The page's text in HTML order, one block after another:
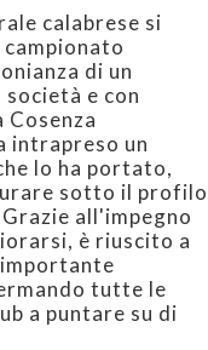
calabrese si
di un
e con
intrapreso un
lo ha portato,
sotto il profilo
all'impegno
è riuscito a
tutte le
a puntare su di